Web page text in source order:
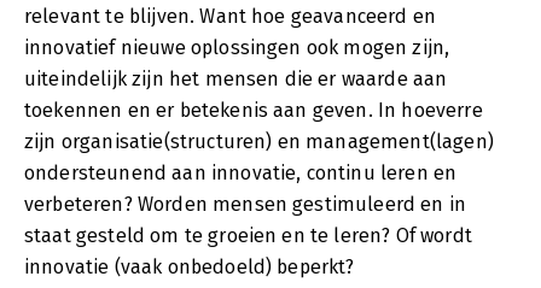
relevant te blijven. Want hoe geavanceerd en
innovatief nieuwe oplossingen ook mogen zijn,
uiteindelijk zijn het mensen die er waarde aan
toekennen en er betekenis aan geven. In hoeverre
zijn organisatie(structuren) en management(lagen)
ondersteunend aan innovatie, continu leren en
verbeteren? Worden mensen gestimuleerd en in
staat gesteld om te groeien en te leren? Of wordt
innovatie (vaak onbedoeld) beperkt?